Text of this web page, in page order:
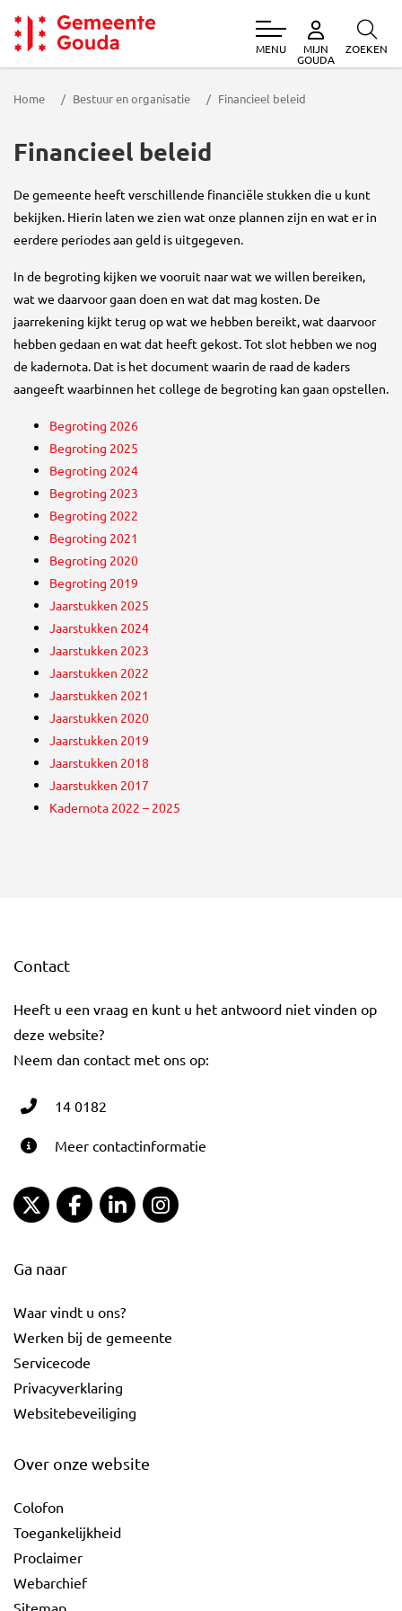
Gemeente Gouda
MENU MIJN
GOUDA
ZOEKEN
Home Bestuur en organisatie Financieel beleid
Financieel beleid
De gemeente heeft verschillende financiële stukken die u kunt
bekijken. Hierin laten we zien wat onze plannen zijn en wat er in
eerdere periodes aan geld is uitgegeven.
In de begroting kijken we vooruit naar wat we willen bereiken,
wat we daarvoor gaan doen en wat dat mag kosten. De
jaarrekening kijkt terug op wat we hebben bereikt, wat daarvoor
hebben gedaan en wat dat heeft gekost. Tot slot hebben we nog
de kadernota. Dat is het document waarin de raad de kaders
aangeeft waarbinnen het college de begroting kan gaan opstellen.
Begroting 2026
Begroting 2025
Begroting 2024
Begroting 2023
Begroting 2022
Begroting 2021
Begroting 2020
Begroting 2019
Jaarstukken 2025
Jaarstukken 2024
Jaarstukken 2023
Jaarstukken 2022
Jaarstukken 2021
Jaarstukken 2020
Jaarstukken 2019
Jaarstukken 2018
Jaarstukken 2017
Kadernota 2022 – 2025
Contact
Heeft u een vraag en kunt u het antwoord niet vinden op
deze website?
Neem dan contact met ons op:
14 0182
Meer contactinformatie
Gemeente Gouda Twitter
Gemeente Gouda Facebook
Gemeente Gouda LinkedIn
Ga naar
Waar vindt u ons?
Werken bij de gemeente
Servicecode
Privacyverklaring
Websitebeveiliging
Over onze website
Colofon
Toegankelijkheid
Proclaimer
Webarchief